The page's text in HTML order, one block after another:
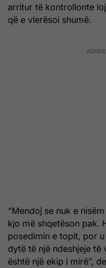
arritur të kontrollonte
që e vlerësoi shumë.
“Mendoj se nuk e
kjo më shqetëson pak.
posedimin e topit, por
dytë të një ndeshjeje të
është një ekip i mirë”,